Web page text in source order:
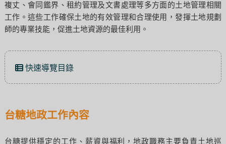
複丈、會同鑑界、租約管理及文書處理等多方面的土地管理相關
工作。這些工作確保土地的有效管理和合理使用，發揮土地規劃
師的專業技能，促進土地資源的最佳利用。
快速導覽目錄
台糖地政工作內容
台糖提供穩定的工作、薪資與福利，地政職務主要負責土地巡